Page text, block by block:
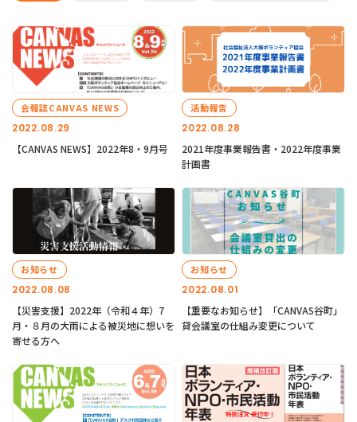
2022.08.29
会報誌CANVAS NEWS
【CANVAS NEWS】2022年8・9月号
2022.08.28
活動報告
2021年度事業報告書・2022年度事業
計画書
2022.08.08
お知らせ
【災害支援】2022年（令和４年）7
月・８月の大雨による被災地に想いを
寄せる方へ
2022.08.01
お知らせ
【重要なお知らせ】「CANVAS谷町」
貸会議室の仕組み変更について